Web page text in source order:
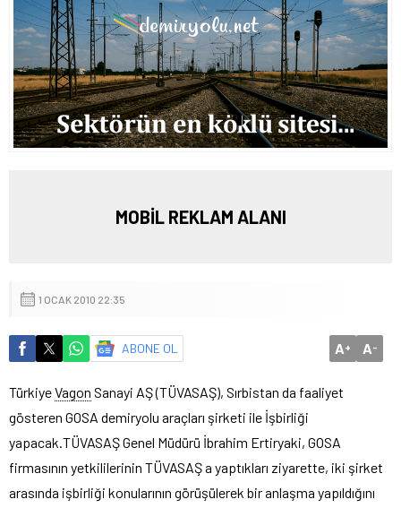
MOBİL REKLAM ALANI
1 OCAK 2010 22:35
ABONE OL A+ A-
TürkiyeVagon Sanayi AŞ (TÜVASAŞ), Sırbistan da faaliyet
gösteren GOSA demiryolu araçları şirketi ile İşbirliği
yapacak.TÜVASAŞ Genel Müdürü İbrahim Ertiryaki, GOSA
firmasının yetkililerinin TÜVASAŞ a yaptıkları ziyarette, iki şirket
arasında işbirliği konularının görüşülerek bir anlaşma yapıldığını